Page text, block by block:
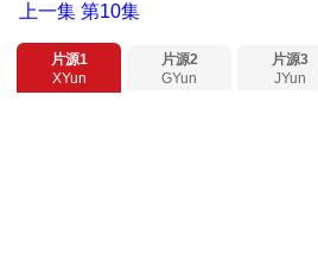
上一集 第10集
片源1
XYun
片源2
GYun
片源3
JYun